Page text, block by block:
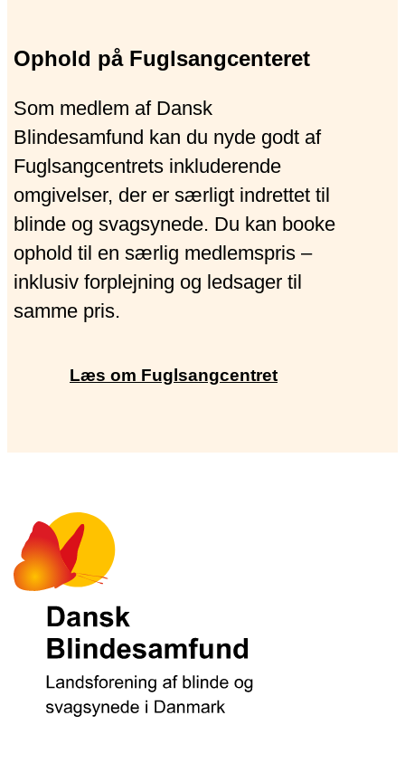
Ophold på Fuglsangcenteret
Som medlem af Dansk
Blindesamfund kan du nyde godt af
Fuglsangcentrets inkluderende
omgivelser, der er særligt indrettet til
blinde og svagsynede. Du kan booke
ophold til en særlig medlemspris –
inklusiv forplejning og ledsager til
samme pris.
Læs om Fuglsangcentret